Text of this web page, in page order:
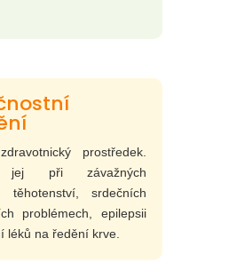
prostředek.
jej při závažných
těhotenství, srdečních
problémech, epilepsii
léků na ředění krve.